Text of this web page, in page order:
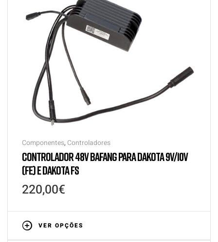
Componentes, Controladores
CONTROLADOR 48V BAFANG PARA DAKOTA 9V/10V
(FE) E DAKOTA FS
220,00€
VER OPÇÕES